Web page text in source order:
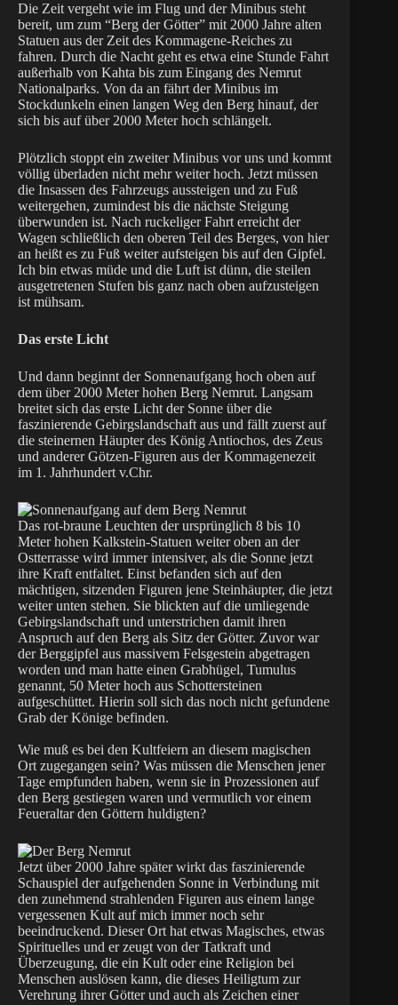
Die Zeit vergeht wie im Flug und der Minibus steht
bereit, um zum “Berg der Götter” mit 2000 Jahre alten
Statuen aus der Zeit des Kommagene-Reiches zu
fahren. Durch die Nacht geht es etwa eine Stunde Fahrt
außerhalb von Kahta bis zum Eingang des Nemrut
Nationalparks. Von da an fährt der Minibus im
Stockdunkeln einen langen Weg den Berg hinauf, der
sich bis auf über 2000 Meter hoch schlängelt.
Plötzlich stoppt ein zweiter Minibus vor uns und kommt
völlig überladen nicht mehr weiter hoch. Jetzt müssen
die Insassen des Fahrzeugs aussteigen und zu Fuß
weitergehen, zumindest bis die nächste Steigung
überwunden ist. Nach ruckeliger Fahrt erreicht der
Wagen schließlich den oberen Teil des Berges, von hier
an heißt es zu Fuß weiter aufsteigen bis auf den Gipfel.
Ich bin etwas müde und die Luft ist dünn, die steilen
ausgetretenen Stufen bis ganz nach oben aufzusteigen
ist mühsam.
Das erste Licht
Und dann beginnt der Sonnenaufgang hoch oben auf
dem über 2000 Meter hohen Berg Nemrut. Langsam
breitet sich das erste Licht der Sonne über die
faszinierende Gebirgslandschaft aus und fällt zuerst auf
die steinernen Häupter des König Antiochos, des Zeus
und anderer Götzen-Figuren aus der Kommagenezeit
im 1. Jahrhundert v.Chr.
Das rot-braune Leuchten der ursprünglich 8 bis 10
Meter hohen Kalkstein-Statuen weiter oben an der
Ostterrasse wird immer intensiver, als die Sonne jetzt
ihre Kraft entfaltet. Einst befanden sich auf den
mächtigen, sitzenden Figuren jene Steinhäupter, die jetzt
weiter unten stehen. Sie blickten auf die umliegende
Gebirgslandschaft und unterstrichen damit ihren
Anspruch auf den Berg als Sitz der Götter. Zuvor war
der Berggipfel aus massivem Felsgestein abgetragen
worden und man hatte einen Grabhügel, Tumulus
genannt, 50 Meter hoch aus Schottersteinen
aufgeschüttet. Hierin soll sich das noch nicht gefundene
Grab der Könige befinden.
Wie muß es bei den Kultfeiern an diesem magischen
Ort zugegangen sein? Was müssen die Menschen jener
Tage empfunden haben, wenn sie in Prozessionen auf
den Berg gestiegen waren und vermutlich vor einem
Feueraltar den Göttern huldigten?
Jetzt über 2000 Jahre später wirkt das faszinierende
Schauspiel der aufgehenden Sonne in Verbindung mit
den zunehmend strahlenden Figuren aus einem lange
vergessenen Kult auf mich immer noch sehr
beeindruckend. Dieser Ort hat etwas Magisches, etwas
Spirituelles und er zeugt von der Tatkraft und
Überzeugung, die ein Kult oder eine Religion bei
Menschen auslösen kann, die dieses Heiligtum zur
Verehrung ihrer Götter und auch als Zeichen einer